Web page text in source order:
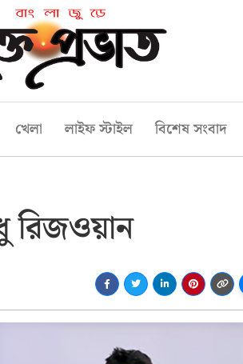
খেলা লাইফ স্টাইল বিশেষ সংবাদ
রিজওয়ান